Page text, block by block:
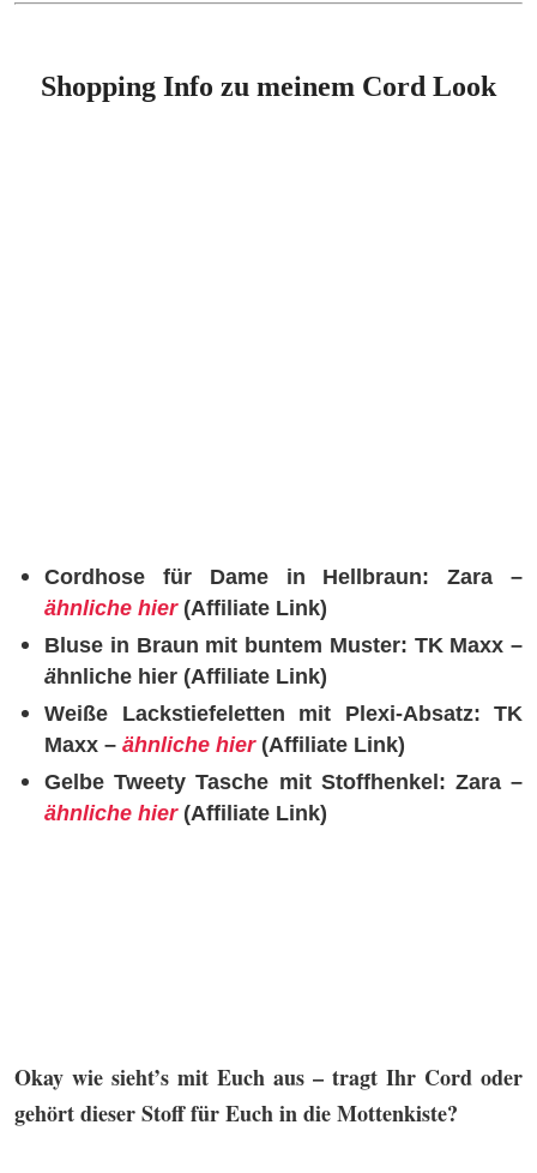
Shopping Info zu meinem Cord Look
Cordhose für Dame in Hellbraun: Zara –
ähnliche hier(Affiliate Link)
Bluse in Braun mit buntem Muster: TK Maxx –
ähnliche hier (Affiliate Link)
Weiße Lackstiefeletten mit Plexi-Absatz: TK
Maxx – ähnliche hier(Affiliate Link)
Gelbe Tweety Tasche mit Stoffhenkel: Zara –
ähnliche hier(Affiliate Link)
Okay wie sieht’s mit Euch aus – tragt Ihr Cord oder
gehört dieser Stoff für Euch in die Mottenkiste?